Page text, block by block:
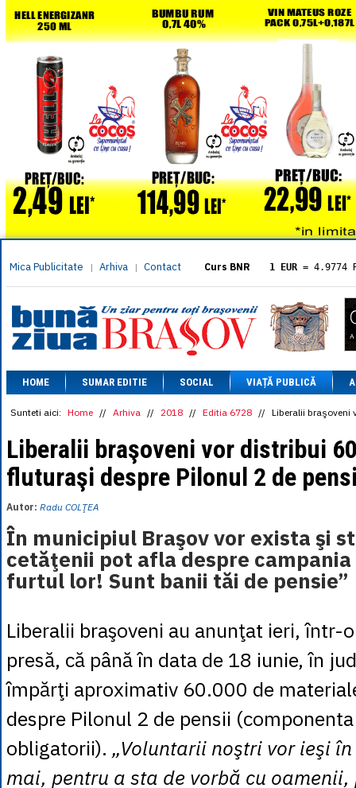
Mica Publicitate | Arhiva | Contact Curs BNR 1 EUR = 4.9774
= 5.8304
1 XAU= 464.4611
1 AED= 1.1933
1 AUD= 2.7957
1 BGN= 2.5449
1 CAD= 3.1559
1 CHF= 5.2813
1 CNY= 0.6015
1 DKK= 0.6668
1 EGP
= 0.0860
1 HUF
= 1.2223
1 INR = 0.0513
1 MXN= 0.2227
1 NOK = 0.4191
1 NZD = 2.6097
1 PLN = 1.1646
1 SEK
= 0.4526
1 TRY= 0.1141
1 UAH
= 0.1048
1 XDR= 5.9383
= 0.2318
HOME SUMAR EDITIE SOCIAL VIAȚĂ PUBLICĂ
Sunteti aici: Home // Arhiva // 2018 // Editia 6728 // Liberalii braşoveni
Liberalii braşoveni vor distribui
fluturaşi despre Pilonul 2 de
Autor: Radu COLŢEA
În municipiul Braşov vor exista şi
cetăţenii pot afla despre campania
furtul lor! Sunt banii tăi de pensie”
Liberalii braşoveni au anunţat ieri, într-
presă, că până în data de 18 iunie, în
împărţi aproximativ 60.000 de
despre Pilonul 2 de pensii
obligatorii). „Voluntarii noştri vor ieşi
mai, pentru a sta de vorbă cu oamenii,